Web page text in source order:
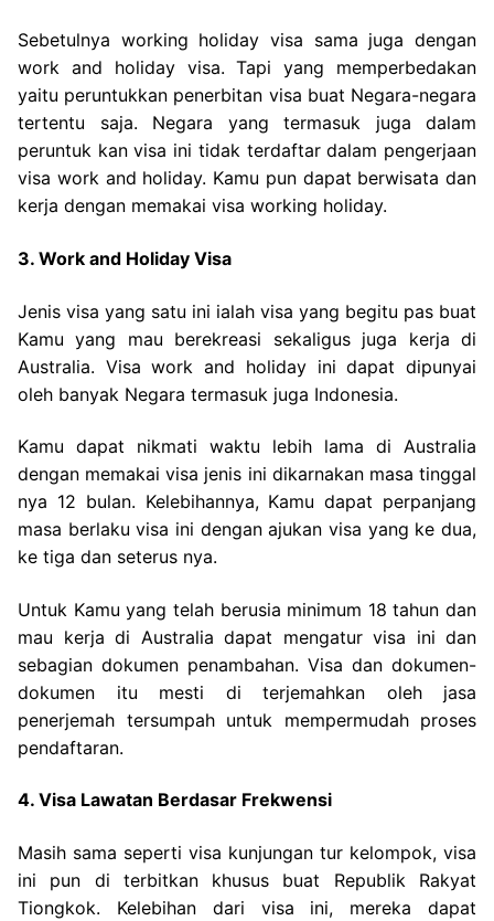
Sebetulnya working holiday visa sama juga dengan
work and holiday visa. Tapi yang memperbedakan
yaitu peruntukkan penerbitan visa buat Negara-negara
tertentu saja. Negara yang termasuk juga dalam
peruntuk kan visa ini tidak terdaftar dalam pengerjaan
visa work and holiday. Kamu pun dapat berwisata dan
kerja dengan memakai visa working holiday.
3. Work and Holiday Visa
Jenis visa yang satu ini ialah visa yang begitu pas buat
Kamu yang mau berekreasi sekaligus juga kerja di
Australia. Visa work and holiday ini dapat dipunyai
oleh banyak Negara termasuk juga Indonesia.
Kamu dapat nikmati waktu lebih lama di Australia
dengan memakai visa jenis ini dikarnakan masa tinggal
nya 12 bulan. Kelebihannya, Kamu dapat perpanjang
masa berlaku visa ini dengan ajukan visa yang ke dua,
ke tiga dan seterus nya.
Untuk Kamu yang telah berusia minimum 18 tahun dan
mau kerja di Australia dapat mengatur visa ini dan
sebagian dokumen penambahan. Visa dan dokumen-
dokumen itu mesti di terjemahkan oleh jasa
penerjemah tersumpah untuk mempermudah proses
pendaftaran.
4. Visa Lawatan Berdasar Frekwensi
Masih sama seperti visa kunjungan tur kelompok, visa
ini pun di terbitkan khusus buat Republik Rakyat
Tiongkok. Kelebihan dari visa ini, mereka dapat